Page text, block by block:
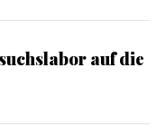
auf die